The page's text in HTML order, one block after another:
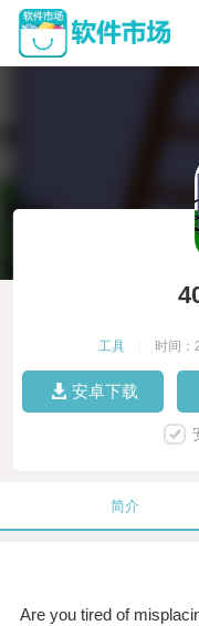
工具 时间：
安卓下载
简介
Are you tired of